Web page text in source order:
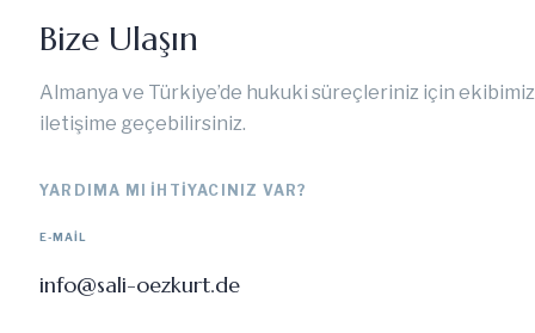
Bize Ulaşın
Almanya ve Türkiye’de hukuki süreçleriniz için
iletişime geçebilirsiniz.
YARDIMA MI IHTIYACINIZ VAR?
E-MAIL
info@sali-oezkurt.de